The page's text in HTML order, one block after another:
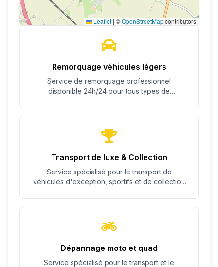
Leaflet | ©OpenStreetMapcontributors
Remorquage véhicules légers
Service de remorquage professionnel
disponible 24h/24 pour tous types de
Transport de luxe & Collection
Service spécialisé pour le transport de
véhicules d'exception, sportifs et de collection
Dépannage moto et quad
Service spécialisé pour le transport et le